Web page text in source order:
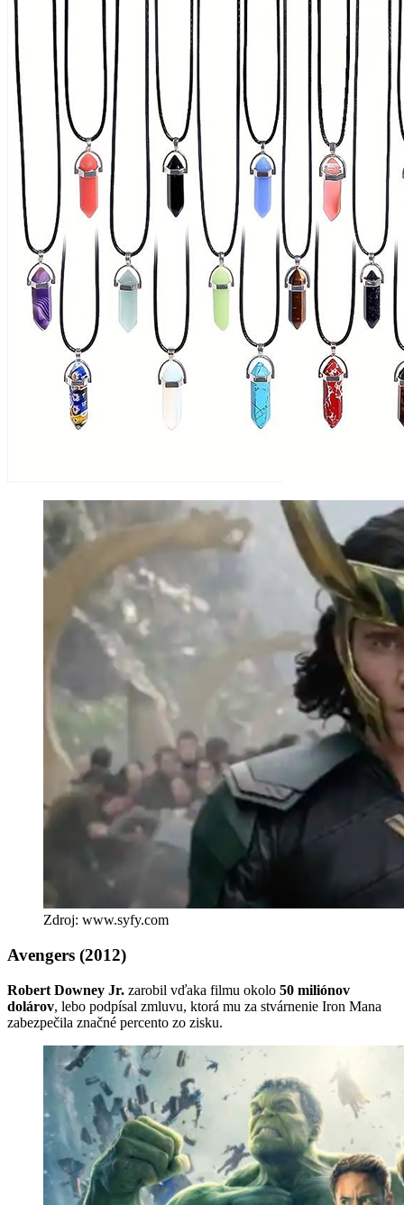
Zdroj: www.syfy.com
Avengers (2012)
Robert Downey Jr. zarobil vďaka filmu okolo 50 miliónov
dolárov, lebo podpísal zmluvu, ktorá mu za stvárnenie Iron Mana
zabezpečila značné percento zo zisku.